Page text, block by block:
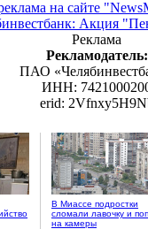
на сайте
Реклама
Рекламодатель:
ПАО
ИНН:
erid:
В Миассе подростки
сломали лавочку и
на камеры